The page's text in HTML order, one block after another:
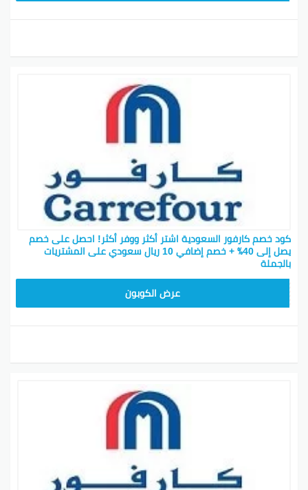
كود خصم كارفور السعودية اشتر أكثر ووفر أكثر! احصل على خصم
يصل إلى 40٪ + خصم إضافي 10 ريال سعودي على المشتريات
بالجملة
عرض الكوبون